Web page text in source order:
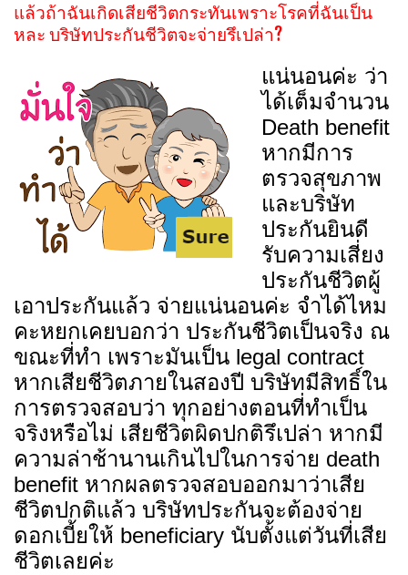
แล้วถ้าฉันเกิดเสียชีวิตกระทันเพราะโรคที่ฉันเป็น
หละ บริษัทประกันชีวิตจะจ่ายรึเปล่า?
แน่นอนค่ะ ว่า
ได้เต็มจำนวน
Death benefit
หากมีการ
ตรวจสุขภาพ
และบริษัท
ประกันยินดี
รับความเสี่ยง
ประกันชีวิตผู้
เอาประกันแล้ว จ่ายแน่นอนค่ะ จำได้ไหม
คะหยกเคยบอกว่า ประกันชีวิตเป็นจริง ณ
ขณะที่ทำ เพราะมันเป็น legal contract
หากเสียชีวิตภายในสองปี บริษัทมีสิทธิ์ใน
การตรวจสอบว่า ทุกอย่างตอนที่ทำเป็น
จริงหรือไม่ เสียชีวิตผิดปกติรึเปล่า หากมี
ความล่าช้านานเกินไปในการจ่าย death
benefit หากผลตรวจสอบออกมาว่าเสีย
ชีวิตปกติแล้ว บริษัทประกันจะต้องจ่าย
ดอกเบี้ยให้ beneficiary นับตั้งแต่วันที่เสีย
ชีวิตเลยค่ะ